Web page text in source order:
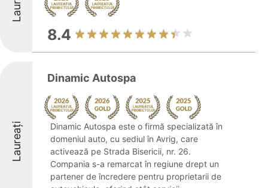
8.4
Laureați
Dinamic Autospa
Dinamic Autospa este o firmă specializată în
domeniul auto, cu sediul în Avrig, care
activează pe Strada Bisericii, nr. 26.
Compania s-a remarcat în regiune drept un
partener de încredere pentru proprietarii de